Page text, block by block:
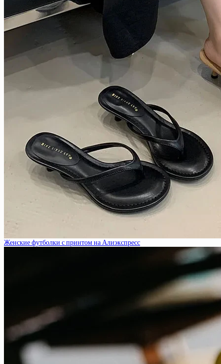
Женские футболки с принтом на Алиэкспресс